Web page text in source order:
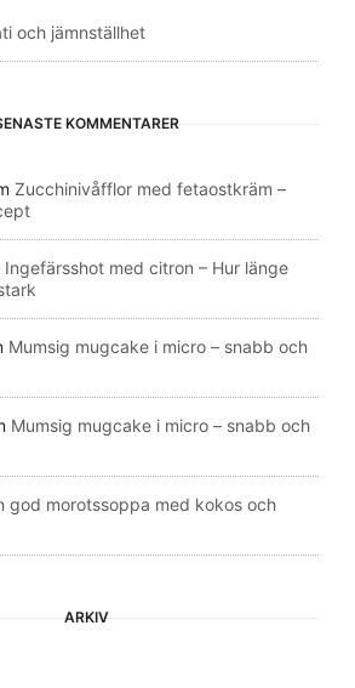
och jämnställhet
KOMMENTARER
Zucchinivåfflor med fetaostkräm –
Ingefärsshot med citron – Hur länge
Mumsig mugcake i micro – snabb och
Mumsig mugcake i micro – snabb och
god morotssoppa med kokos och
ARKIV